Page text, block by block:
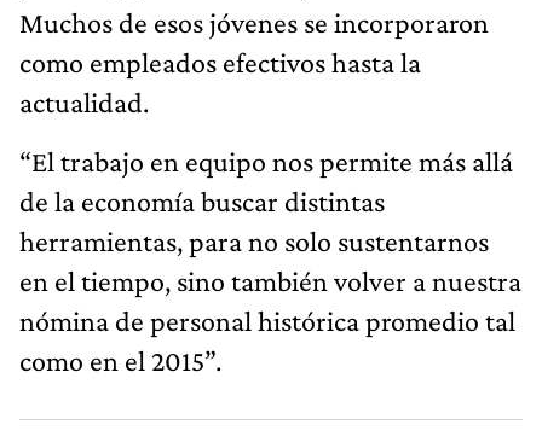
Muchos de esos jóvenes se incorporaron
como empleados efectivos hasta la
actualidad.
“El trabajo en equipo nos permite más allá
de la economía buscar distintas
herramientas, para no solo sustentarnos
en el tiempo, sino también volver a nuestra
nómina de personal histórica promedio tal
como en el 2015”.